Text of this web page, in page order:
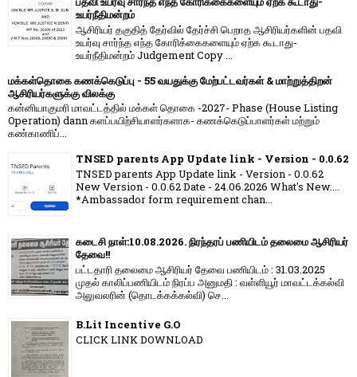
உயர்நீதிமன்றம்
ஆசிரியர் தகுதித் தேர்வில் தேர்ச்சி பெறாத ஆசிரியர்களின் பதவி
உயர்வு சார்ந்த எந்த கோரிக்கைகளையும் ஏற்க கூடாது-
உயர்நீதிமன்றம் Judgement Copy ...
மக்கள்தொகை கணக்கெடுப்பு - 55 வயதுக்கு மேற்பட்டவர்கள் & மாற்றுத்திறன்
ஆசிரியர்களுக்கு விலக்கு
கன்னியாகுமரி மாவட்டத்தில் மக்கள் தொகை -2027- Phase (House Listing
Operation) dann களப்பயிற்சியாளர்களாக- கணக்கெடுப்பாளர்கள் மற்றும்
கண்காணிப்...
TNSED parents App Update link - Version - 0.0.62
TNSED parents App Update link - Version - 0.0.62
New Version - 0.0.62 Date - 24.06.2026 What's New....
*Ambassador form requirement chan...
கடைசி நாள்:10.08.2026. நிரந்தரப் பணியிடம் தலைமை ஆசிரியர்
தேவை!!
பட்டதாரி தலைமை ஆசிரியர் தேவை பணியிடம் : 31.03.2025
முதல் காலிப்பணியிடம் நிரப்ப அனுமதி : வள்ளியூர் மாவட்டக்கல்வி
அலுவலரின் (தொடக்கக்கல்வி) செ...
B.Lit Incentive G.O
CLICK LINK DOWNLOAD